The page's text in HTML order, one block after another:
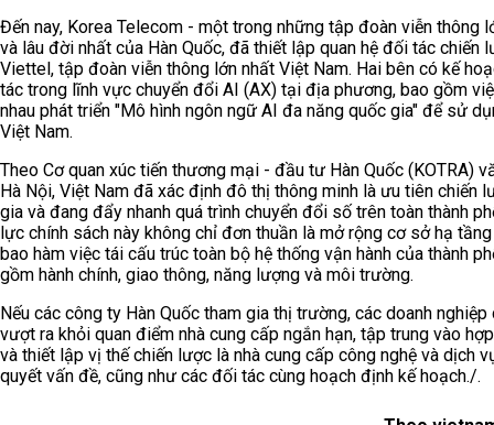
Đến nay, Korea Telecom - một trong những tập đoàn viễn thông
và lâu đời nhất của Hàn Quốc, đã thiết lập quan hệ đối tác chiến
Viettel, tập đoàn viễn thông lớn nhất Việt Nam. Hai bên có kế
tác trong lĩnh vực chuyển đổi AI (AX) tại địa phương, bao gồm
nhau phát triển "Mô hình ngôn ngữ AI đa năng quốc gia" để sử
Việt Nam.
Theo Cơ quan xúc tiến thương mại - đầu tư Hàn Quốc (KOTRA)
Hà Nội, Việt Nam đã xác định đô thị thông minh là ưu tiên chiến
gia và đang đẩy nhanh quá trình chuyển đổi số trên toàn thành
lực chính sách này không chỉ đơn thuần là mở rộng cơ sở hạ
bao hàm việc tái cấu trúc toàn bộ hệ thống vận hành của thành
gồm hành chính, giao thông, năng lượng và môi trường.
Nếu các công ty Hàn Quốc tham gia thị trường, các doanh nghiệp
vượt ra khỏi quan điểm nhà cung cấp ngắn hạn, tập trung vào
và thiết lập vị thế chiến lược là nhà cung cấp công nghệ và dịch
quyết vấn đề, cũng như các đối tác cùng hoạch định kế hoạch./.